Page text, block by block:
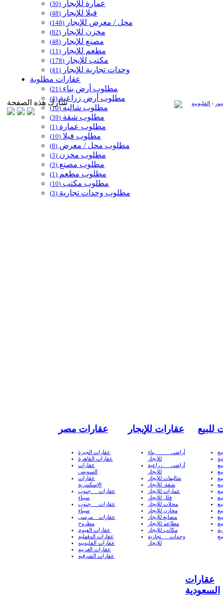
عمارة للإيجار (30)
فيلا للإيجار (48)
محل / معرض للإيجار (148)
مخزن للإيجار (82)
مصنع للإيجار (48)
مطعم للإيجار (11)
مكتب للإيجار (178)
وحدات تجارية للإيجار (41)
عقارات مطلوبة
مطلوب أرض بناء (21)
مطلوب أرض زراعية (4)
مطلوب شاليه(10)
مطلوب شقة (39)
مطلوب عمارة (1)
مطلوب فيلا (10)
مطلوب محل / معرض (8)
مطلوب مخزن (3)
مطلوب مصنع (3)
مطلوب مطعم (1)
مطلوب مكتب (10)
مطلوب وحدات تجارية (3)
- القليوبيه شارك هذه الصفحة
للبيع عقارات للإيجار
أراضي بناء
للإيجار
أراضي زراعية
للإيجار
شاليهات للإيجار
شقق للإيجار
عمارات للإيجار
فلل للإيجار
محلات للإيجار
مخازن للإيجار
مصانع للإيجار
مطاعم للإيجار
مكاتب للإيجار
وحدات تجارية
للإيجار
عقارات مصر
عقارات الجيزة
عقارات القاهرة
عقارات
السويس
عقارات
الإسكندرية
عقارات جنوب
سيناء
عقارات جنوب
سيناء
عقارات مرسى
مطروح
عقارات الفيوم
عقارات الدقهليه
عقارات القليوبيه
عقارات الغربيه
عقارات الشرقيه
عقارات
السعودية